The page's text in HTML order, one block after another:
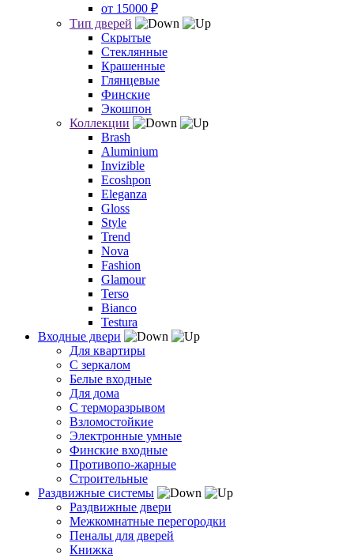
от 15000 ₽
Тип дверей
Скрытые
Стеклянные
Крашенные
Глянцевые
Финские
Экошпон
Коллекции
Brash
Aluminium
Invizible
Ecoshpon
Eleganza
Gloss
Style
Trend
Nova
Fashion
Glamour
Terso
Bianco
Testura
Входные двери
Для квартиры
С зеркалом
Белые входные
Для дома
С терморазрывом
Взломостойкие
Электронные умные
Финские входные
Противопо-жарные
Строительные
Раздвижные системы
Раздвижные двери
Межкомнатные перегородки
Пеналы для дверей
Книжка